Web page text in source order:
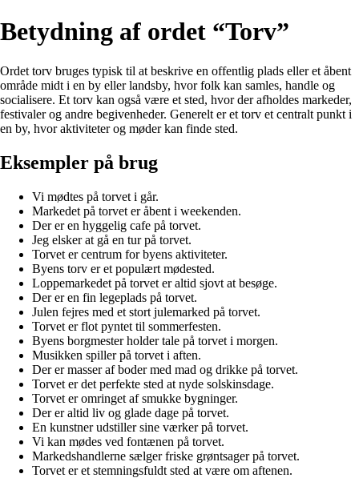
Betydning af ordet “Torv”
Ordet torv bruges typisk til at beskrive en offentlig plads eller et åbent
område midt i en by eller landsby, hvor folk kan samles, handle og
socialisere. Et torv kan også være et sted, hvor der afholdes markeder,
festivaler og andre begivenheder. Generelt er et torv et centralt punkt i
en by, hvor aktiviteter og møder kan finde sted.
Eksempler på brug
Vi mødtes på torvet i går.
Markedet på torvet er åbent i weekenden.
Der er en hyggelig cafe på torvet.
Jeg elsker at gå en tur på torvet.
Torvet er centrum for byens aktiviteter.
Byens torv er et populært mødested.
Loppemarkedet på torvet er altid sjovt at besøge.
Der er en fin legeplads på torvet.
Julen fejres med et stort julemarked på torvet.
Torvet er flot pyntet til sommerfesten.
Byens borgmester holder tale på torvet i morgen.
Musikken spiller på torvet i aften.
Der er masser af boder med mad og drikke på torvet.
Torvet er det perfekte sted at nyde solskinsdage.
Torvet er omringet af smukke bygninger.
Der er altid liv og glade dage på torvet.
En kunstner udstiller sine værker på torvet.
Vi kan mødes ved fontænen på torvet.
Markedshandlerne sælger friske grøntsager på torvet.
Torvet er et stemningsfuldt sted at være om aftenen.